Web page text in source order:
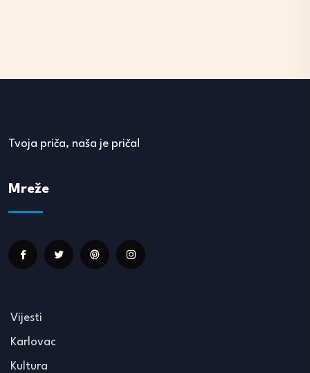
Tvoja priča, naša je priča!
Mreže
Vijesti
Karlovac
Kultura